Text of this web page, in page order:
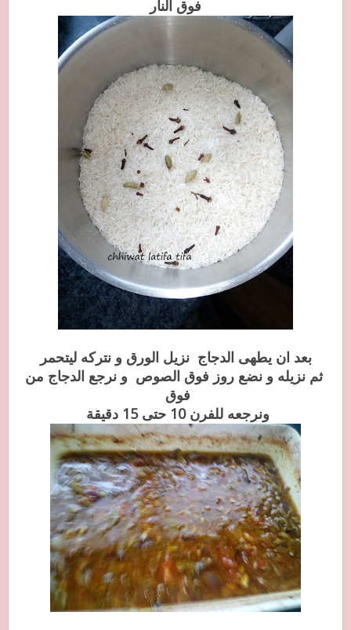
فوق النار
بعد ان يطهى الدجاج نزيل الورق و نتركه ليتحمر
ثم نزيله و نضع روز فوق الصوص و نرجع الدجاج من
فوق
ونرجعه للفرن 10 حتى 15 دقيقة